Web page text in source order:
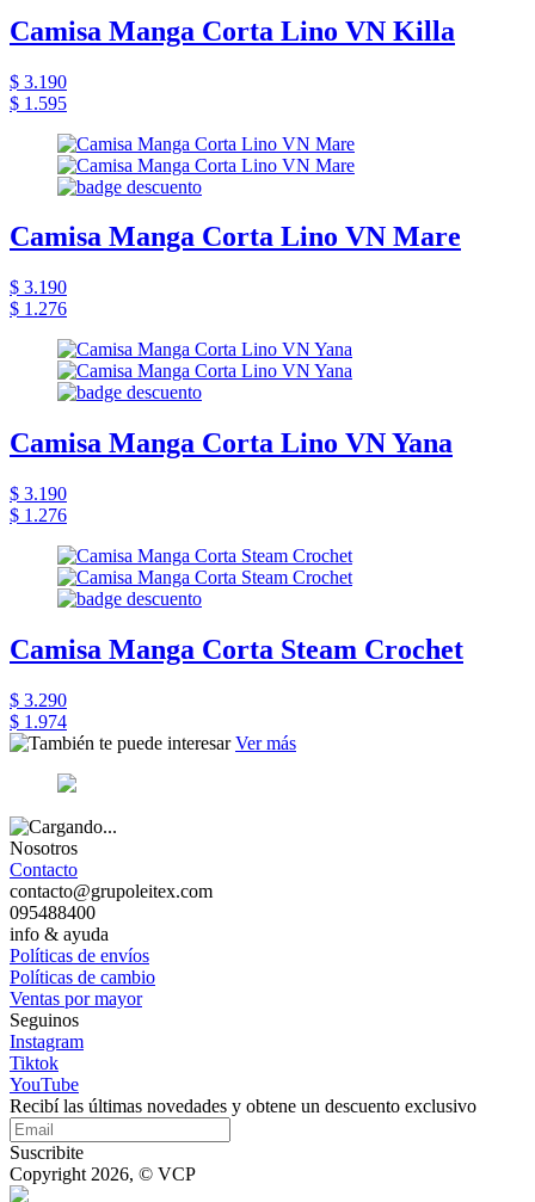
Camisa Manga Corta Lino VN Killa
$ 3.190
$ 1.595
Camisa Manga Corta Lino VN Mare
$ 3.190
$ 1.276
Camisa Manga Corta Lino VN Yana
$ 3.190
$ 1.276
Camisa Manga Corta Steam Crochet
$ 3.290
$ 1.974
Ver más
Nosotros
Contacto
contacto@grupoleitex.com
095488400
info & ayuda
Políticas de envíos
Políticas de cambio
Ventas por mayor
Seguinos
Instagram
Tiktok
YouTube
Recibí las últimas novedades y obtene un descuento exclusivo
Suscribite
Copyright 2026, © VCP